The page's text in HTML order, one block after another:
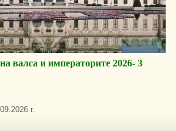
валса и императорите 2026- 3
г.